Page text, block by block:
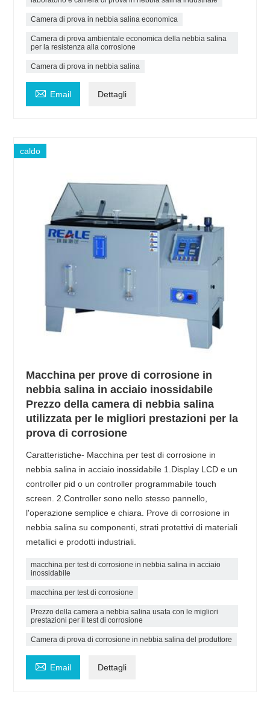
Camera di prova in nebbia salina economica
Camera di prova ambientale economica della nebbia salina
per la resistenza alla corrosione
Camera di prova in nebbia salina
 Email Dettagli
caldo
Macchina per prove di corrosione in
nebbia salina in acciaio inossidabile
Prezzo della camera di nebbia salina
utilizzata per le migliori prestazioni per la
prova di corrosione
Caratteristiche- Macchina per test di corrosione in
nebbia salina in acciaio inossidabile 1.Display LCD e un
controller pid o un controller programmabile touch
screen. 2.Controller sono nello stesso pannello,
l'operazione semplice e chiara. Prove di corrosione in
nebbia salina su componenti, strati protettivi di materiali
metallici e prodotti industriali.
macchina per test di corrosione in nebbia salina in acciaio
inossidabile
macchina per test di corrosione
Prezzo della camera a nebbia salina usata con le migliori
prestazioni per il test di corrosione
Camera di prova di corrosione in nebbia salina del produttore
 Email Dettagli